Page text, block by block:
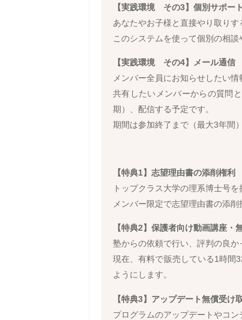
【実践環境 その3】個別サポー
あなたやお子様と直接やり取りす
このシステムを使って個別の相談
【実践環境 その4】メール通信
メンバー全員にお知らせしたい情
共有したいメンバーからの質問
期）、配信する予定です。
期間は参加終了まで（最大3年間）
【特典1】志望理由書の添削権利
トップクラス大学の理系博士号
メンバー限定で志望理由書の添削
【特典2】保護者向け動画講座・
塾からの依頼で行い、評判の良か
現在、有料で販売している1時間
ようにします。
【特典3】アップデート無償受け
プログラムのアップデートやコ